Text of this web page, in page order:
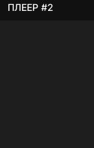
ПЛЕЕР #2